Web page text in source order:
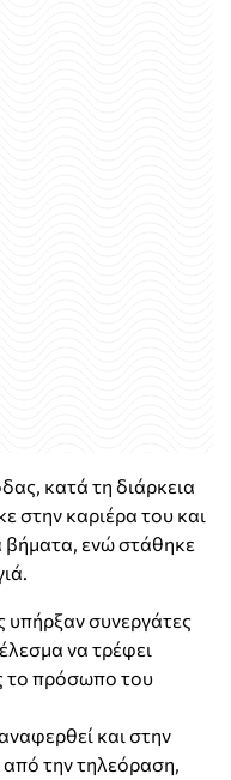
κατά τη διάρκεια
στην καριέρα του και
βήματα, ενώ στάθηκε
συνεργάτες
να τρέφει
το πρόσωπο του
και στην
από την τηλεόραση,